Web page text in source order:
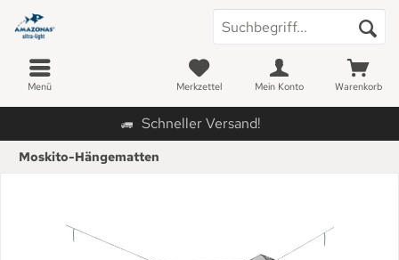
Schneller Versand!
Menü Warenkorb
Merkzettel Mein Konto
Moskito-Hängematten